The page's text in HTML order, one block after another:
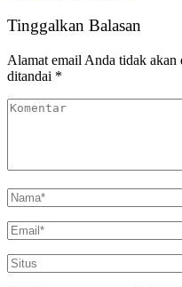
Tinggalkan Balasan
Alamat email Anda tidak akan
ditandai *